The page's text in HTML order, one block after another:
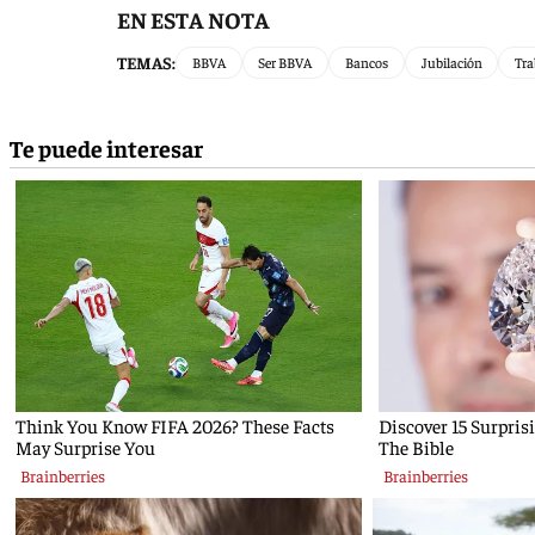
EN ESTA NOTA
TEMAS: BBVA Ser BBVA Bancos Jubilación